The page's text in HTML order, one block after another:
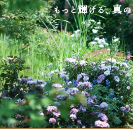
もっと輝ける、真